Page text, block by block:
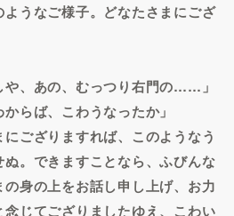
うなご様子。どなたさまにござ
や、あの、むっつり右門の……」
らば、こわうなったか」
にござりますれば、このようなう
。できますことなら、ふびんな
身の上をお話し申し上げ、お力
じてござりましたゆえ、こわい